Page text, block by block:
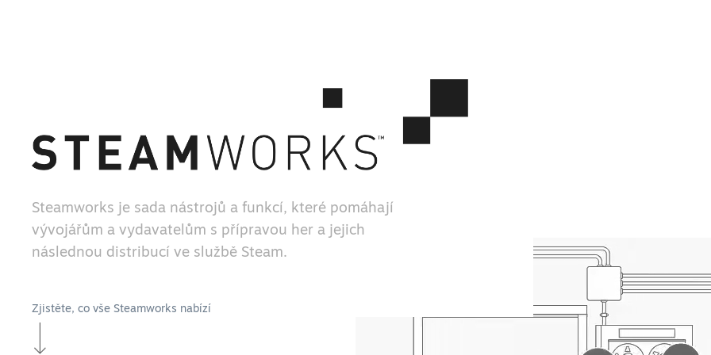
Steamworks je sada nástrojů a funkcí, které pomáhají
vývojářům a vydavatelům s přípravou her a jejich
následnou distribucí ve službě Steam.
Zjistěte, co vše Steamworks nabízí